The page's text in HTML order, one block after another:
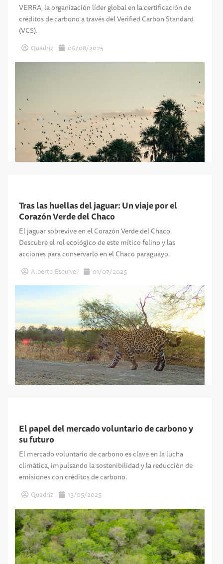
VERRA, la organización líder global en la certificación de
créditos de carbono a través del Verified Carbon Standard
(VCS).
Quadriz 06/08/2025
Tras las huellas del jaguar: Un viaje por el
Corazón Verde del Chaco
El jaguar sobrevive en el Corazón Verde del Chaco.
Descubre el rol ecológico de este mítico felino y las
acciones para conservarlo en el Chaco paraguayo.
Alberto Esquivel 01/07/2025
El papel del mercado voluntario de carbono y
su futuro
El mercado voluntario de carbono es clave en la lucha
climática, impulsando la sostenibilidad y la reducción de
emisiones con créditos de carbono.
Quadriz 13/05/2025